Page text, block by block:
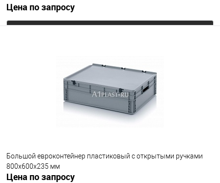
Цена по запросу
Большой евроконтейнер пластиковый с открытыми ручками
800х600х235 мм
Цена по запросу